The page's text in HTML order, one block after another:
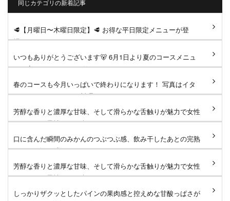
同じカテゴリの新着記事
🥩【月曜日〜木曜日限定】🥩 お得な平日限定メニューが登
場！ ジューシーなサーロイン...
いつもありがとうございます🐻 6月1日より夏のコースメニュ
ーへ変更となります。 仕...
春のコースも今月いっぱいで終わりになります！ 写真はイタ
リアンコースのメイン料理...
芳醇な香りと濃厚な甘味、そして滑らかな舌触りが魅力で女性
はもちろん男性にもお楽し...
口に含んだ瞬間のみかんのつぶつぶ感、飲み干したあとの完熟
みかんの深い味わいがたま...
芳醇な香りと濃厚な甘味、そして滑らかな舌触りが魅力で女性
はもちろん男性にもお楽し...
しっかりザクッとしたパインの果肉感と控えめな甘酸っぱさが